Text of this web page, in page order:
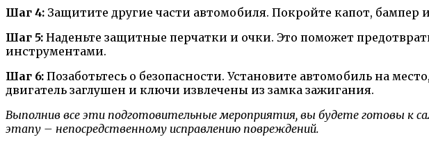
Шаг 4: Защитите другие части автомобиля. Покройте капот,
Шаг 5: Наденьте защитные перчатки и очки. Это поможет
инструментами.
Шаг 6: Позаботьтесь о безопасности. Установите автомобиль на
двигатель заглушен и ключи извлечены из замка зажигания.
Выполнив все эти подготовительные мероприятия, вы будете готовы
этапу – непосредственному исправлению повреждений.